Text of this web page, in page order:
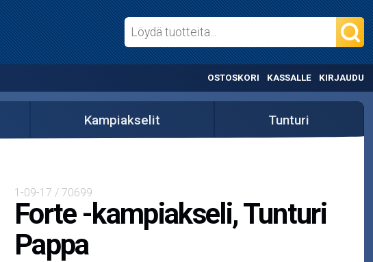
OSTOSKORI KASSALLE KIRJAUDU
Kampiakselit Tunturi
1-09-17 / 70699
Forte -kampiakseli, Tunturi
Pappa